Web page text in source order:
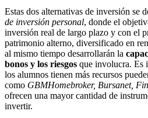
Estas dos alternativas de inversión se
de inversión personal, donde el
inversión real de largo plazo y con el
patrimonio alterno, diversificado en
al mismo tiempo desarrollarán la
bonos y los riesgos que involucra. Es
los alumnos tienen más recursos
como GBMHomebroker, Bursanet,
ofrecen una mayor cantidad de
invertir.